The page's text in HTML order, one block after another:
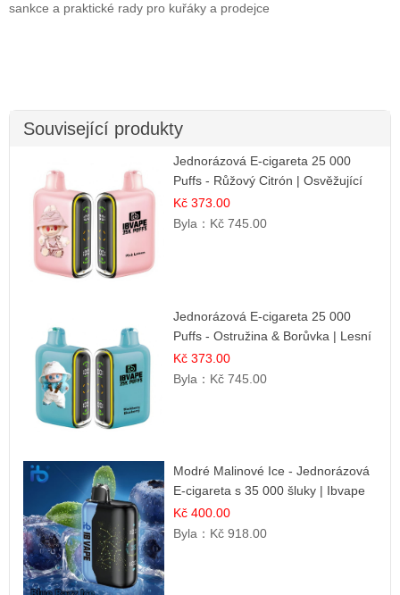
sankce a praktické rady pro kuřáky a prodejce
Související produkty
Jednorázová E-cigareta 25 000
Puffs - Růžový Citrón | Osvěžující
citrusová příchuť
Kč 373.00
Byla： Kč 745.00
Jednorázová E-cigareta 25 000
Puffs - Ostružina & Borůvka | Lesní
ovocná směs
Kč 373.00
Byla： Kč 745.00
Modré Malinové Ice - Jednorázová
E-cigareta s 35 000 šluky | Ibvape
Kč 400.00
Byla： Kč 918.00